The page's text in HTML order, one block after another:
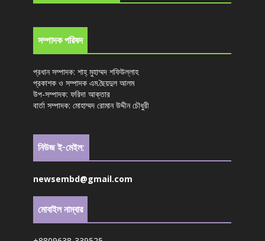
সম্পাদক পরিষদ
প্রধান সম্পাদক: শাহ্ মুহাম্মদ শফিউল্লাহ
প্রকাশক ও সম্পাদক এম.ছৈয়দুল আলম
উপ-সম্পাদক: ফরিদা আক্তার
বার্তা সম্পাদক: মোহাম্মদ রোমান উদ্দীন চৌধুরী
নিউজ ই-মেইল:
newsembd@gmail.com
মোবাইল নাম্বার